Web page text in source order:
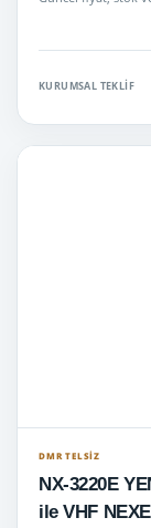
KURUMSAL TEKLIF
DMR TELSIZ
NX-3220E YENİ GPS - Bluetooth - Tam
ile VHF